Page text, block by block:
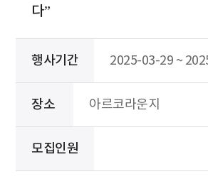
다”
행사기간 2025-03-29 ~
장소 아르코라운지
모집인원